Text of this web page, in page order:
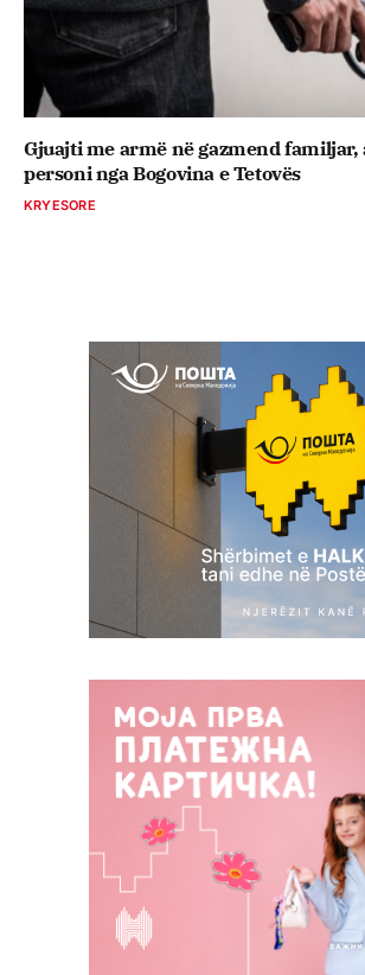
Gjuajti me armë në gazmend familjar,
personi nga Bogovina e Tetovës
KRYESORE